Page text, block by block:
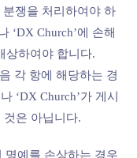
분쟁을 처리하여야 하
‘DX Church’에 손해
상하여야 합니다.
각 항에 해당하는 경
‘DX Church’가 게시
은 아닙니다.
명예를 손상하는 경우